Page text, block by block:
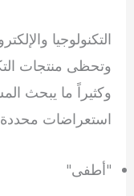
التكنولوجيا
وتحظى منتجات
وكثيراً ما يبحث
استعراضات
"أطفى"